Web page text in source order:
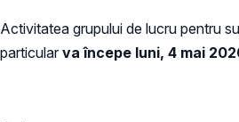
Activitatea grupului de lucru pentru
particular va începe luni, 4 mai